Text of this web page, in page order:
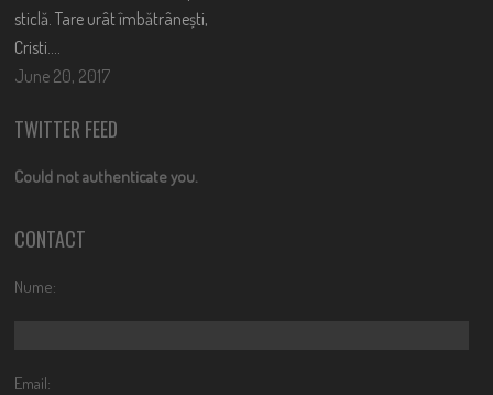
sticlă. Tare urât îmbătrânești,
Cristi….
June 20, 2017
TWITTER FEED
Could not authenticate you.
CONTACT
Nume:
Email: